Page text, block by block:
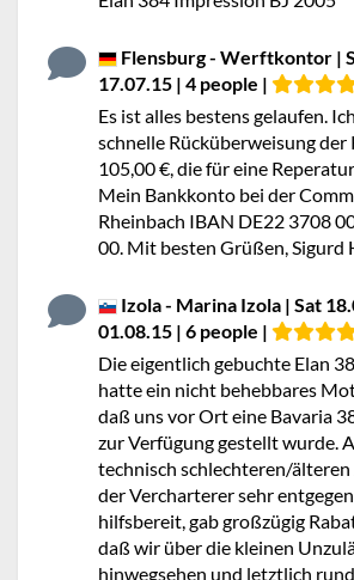
Flensburg - Werftkontor |
17.07.15 | 4 people |
Es ist alles bestens gelaufen.
schnelle Rücküberweisung
105,00 €, die für eine
Mein Bankkonto bei der
Rheinbach IBAN DE22 3708
00. Mit besten Grüßen, Sigurd
Izola - Marina Izola | Sat
01.08.15 | 6 people |
Die eigentlich gebuchte Elan
hatte ein nicht behebbares
daß uns vor Ort eine Bavaria
zur Verfügung gestellt wurde.
technisch schlechteren/
der Vercharterer sehr
hilfsbereit, gab großzügig
daß wir über die kleinen
hinwegsehen und letztlich